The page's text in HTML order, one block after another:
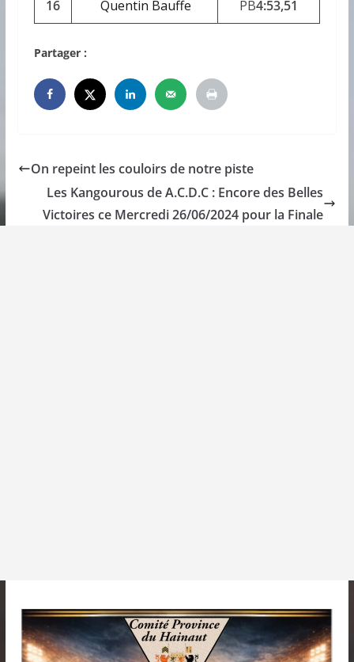
16 Quentin Bauffe PB4:53,51
Partager :
On repeint les couloirs de notre piste
Les Kangourous de A.C.D.C : Encore des Belles
Victoires ce Mercredi 26/06/2024 pour la Finale